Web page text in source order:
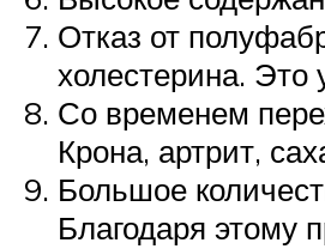
Отказ от
холестерина. Это
Со временем
Крона, артрит,
Большое
Благодаря этому